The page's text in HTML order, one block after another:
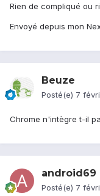
Rien de compliqué ou
Envoyé depuis mon
Beuze
Posté(e) 7
Chrome n'intègre t-il
android69
Posté(e) 7